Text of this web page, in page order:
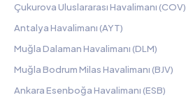
Çukurova Uluslararası Havalimanı (COV)
Antalya Havalimanı (AYT)
Muğla Dalaman Havalimanı (DLM)
Muğla Bodrum Milas Havalimanı (BJV)
Ankara Esenboğa Havalimanı (ESB)